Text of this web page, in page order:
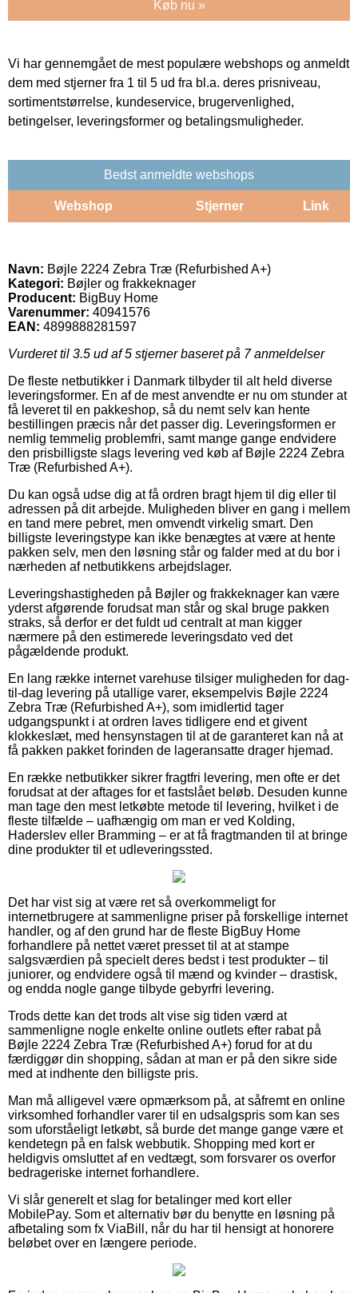
Køb nu »
Vi har gennemgået de mest populære webshops og anmeldt
dem med stjerner fra 1 til 5 ud fra bl.a. deres prisniveau,
sortimentstørrelse, kundeservice, brugervenlighed,
betingelser, leveringsformer og betalingsmuligheder.
Bedst anmeldte webshops
Webshop Stjerner Link
Navn: Bøjle 2224 Zebra Træ (Refurbished A+)
Kategori: Bøjler og frakkeknager
Producent: BigBuy Home
Varenummer: 40941576
EAN: 4899888281597
Vurderet til 3.5 ud af 5 stjerner baseret på 7anmeldelser
De fleste netbutikker i Danmark tilbyder til alt held diverse
leveringsformer. En af de mest anvendte er nu om stunder at
få leveret til en pakkeshop, så du nemt selv kan hente
bestillingen præcis når det passer dig. Leveringsformen er
nemlig temmelig problemfri, samt mange gange endvidere
den prisbilligste slags levering ved køb af Bøjle 2224 Zebra
Træ (Refurbished A+).
Du kan også udse dig at få ordren bragt hjem til dig eller til
adressen på dit arbejde. Muligheden bliver en gang i mellem
en tand mere pebret, men omvendt virkelig smart. Den
billigste leveringstype kan ikke benægtes at være at hente
pakken selv, men den løsning står og falder med at du bor i
nærheden af netbutikkens arbejdslager.
Leveringshastigheden på Bøjler og frakkeknager kan være
yderst afgørende forudsat man står og skal bruge pakken
straks, så derfor er det fuldt ud centralt at man kigger
nærmere på den estimerede leveringsdato ved det
pågældende produkt.
En lang række internet varehuse tilsiger muligheden for dag-
til-dag levering på utallige varer, eksempelvis Bøjle 2224
Zebra Træ (Refurbished A+), som imidlertid tager
udgangspunkt i at ordren laves tidligere end et givent
klokkeslæt, med hensynstagen til at de garanteret kan nå at
få pakken pakket forinden de lageransatte drager hjemad.
En række netbutikker sikrer fragtfri levering, men ofte er det
forudsat at der aftages for et fastslået beløb. Desuden kunne
man tage den mest letkøbte metode til levering, hvilket i de
fleste tilfælde – uafhængig om man er ved Kolding,
Haderslev eller Bramming – er at få fragtmanden til at bringe
dine produkter til et udleveringssted.
Det har vist sig at være ret så overkommeligt for
internetbrugere at sammenligne priser på forskellige internet
handler, og af den grund har de fleste BigBuy Home
forhandlere på nettet været presset til at at stampe
salgsværdien på specielt deres bedst i test produkter – til
juniorer, og endvidere også til mænd og kvinder – drastisk,
og endda nogle gange tilbyde gebyrfri levering.
Trods dette kan det trods alt vise sig tiden værd at
sammenligne nogle enkelte online outlets efter rabat på
Bøjle 2224 Zebra Træ (Refurbished A+) forud for at du
færdiggør din shopping, sådan at man er på den sikre side
med at indhente den billigste pris.
Man må alligevel være opmærksom på, at såfremt en online
virksomhed forhandler varer til en udsalgspris som kan ses
som uforståeligt letkøbt, så burde det mange gange være et
kendetegn på en falsk webbutik. Shopping med kort er
heldigvis omsluttet af en vedtægt, som forsvarer os overfor
bedrageriske internet forhandlere.
Vi slår generelt et slag for betalinger med kort eller
MobilePay. Som et alternativ bør du benytte en løsning på
afbetaling som fx ViaBill, når du har til hensigt at honorere
beløbet over en længere periode.